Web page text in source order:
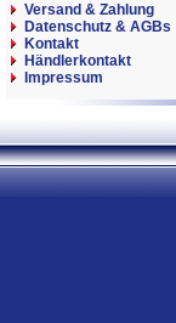
Versand & Zahlung
Datenschutz & AGBs
Kontakt
Händlerkontakt
Impressum